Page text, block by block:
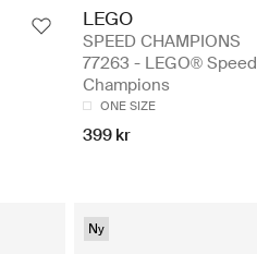
LEGO
SPEED CHAMPIONS
77263 - LEGO® Speed
Champions
ONE SIZE
399 kr
Ny